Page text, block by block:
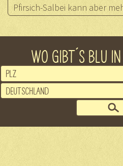
Pfirsich-Salbei kann aber
WO GIBT´S BLU